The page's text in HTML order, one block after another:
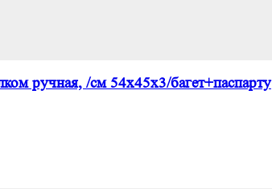
ручная, /см 54х45х3/багет+паспарту